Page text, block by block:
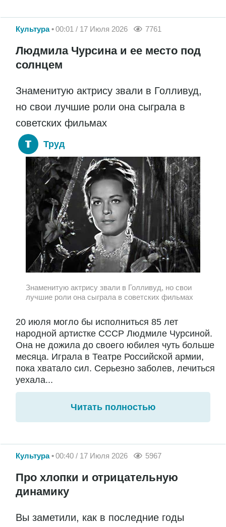
Культура 00:01 / 17 Июля 2026 7761
Людмила Чурсина и ее место под
солнцем
Знаменитую актрису звали в Голливуд,
но свои лучшие роли она сыграла в
советских фильмах
Труд
Знаменитую актрису звали в Голливуд, но свои
лучшие роли она сыграла в советских фильмах
20 июля могло бы исполниться 85 лет
народной артистке СССР Людмиле Чурсиной.
Она не дожила до своего юбилея чуть больше
месяца. Играла в Театре Российской армии,
пока хватало сил. Серьезно заболев, лечиться
уехала...
Читать полностью
Культура 00:40 / 17 Июля 2026 5967
Про хлопки и отрицательную
динамику
Вы заметили, как в последние годы